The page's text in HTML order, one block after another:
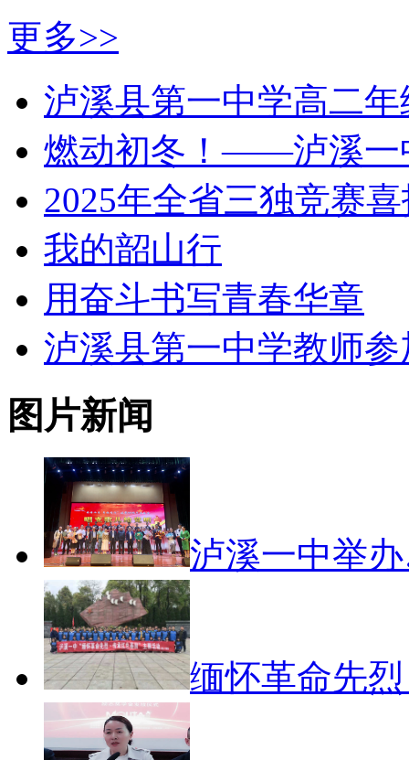
更多>>
泸溪县第一中学高二
燃动初冬！——泸溪
2025年全省三独竞赛
我的韶山行
用奋斗书写青春华章
泸溪县第一中学教师
图片新闻
泸溪一中举
缅怀革命先